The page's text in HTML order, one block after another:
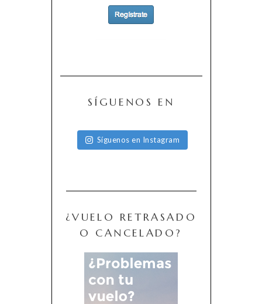
SÍGUENOS EN
Síguenos en Instagram
¿VUELO RETRASADO
O CANCELADO?